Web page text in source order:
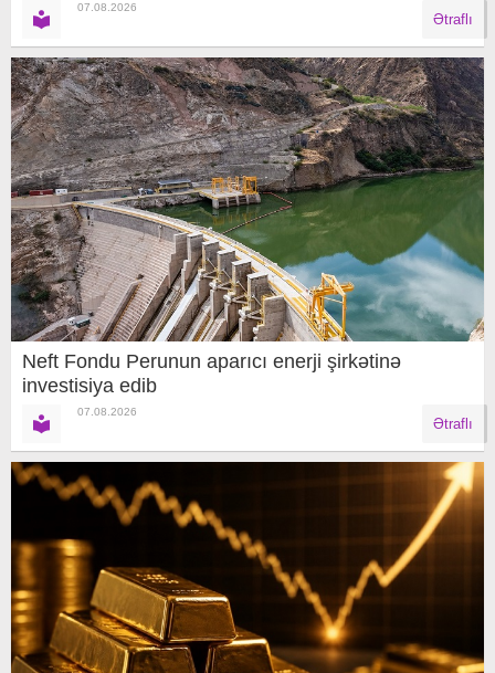
07.08.2026
Ətraflı
Neft Fondu Perunun aparıcı enerji şirkətinə
investisiya edib
07.08.2026
Ətraflı